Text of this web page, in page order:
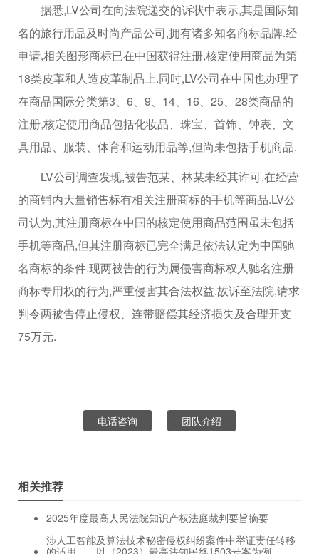
据悉,LV公司在向法院递交的诉状中表示,其是国际知
名的旅行用品及时尚产品公司,拥有诸多知名商标品牌.经
申请,相关图形商标已在中国获得注册,核定使用商品为第
18类皮革和人造皮革制品上.同时,LV公司在中国也办理了
在商品国际分类第3、6、9、14、16、25、28类商品的
注册,核定使用商品包括化妆品、珠宝、首饰、钟表、文
具用品、服装、体育和运动用品等,但尚未包括手机商品.
LV公司调查发现,被告范某、林某未经其许可,在经营
的商铺内大量销售标有相关注册商标的手机等商品.LV公
司认为,其注册商标在中国的核定使用商品范围虽未包括
手机等商品,但其注册商标已完全满足依法认定为中国驰
名商标的条件.现两被告的行为属侵害商标权人驰名注册
商标专用权的行为,严重侵害其合法权益.故诉至法院,请求
判令两被告停止侵权、连带赔偿其经济损失及合理开支
75万元.
电话咨询 团队介绍
相关推荐
2025年度最高人民法院知识产权法庭裁判要旨摘要
涉人工智能及算法技术秘密侵权纠纷案件中举证责任转移